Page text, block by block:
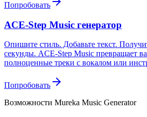
Попробовать
ACE-Step Music генератор
Опишите стиль. Добавьте текст.
секунды. ACE-Step Music превращает
полноценные треки с вокалом или
Попробовать
Возможности Mureka Music Generator